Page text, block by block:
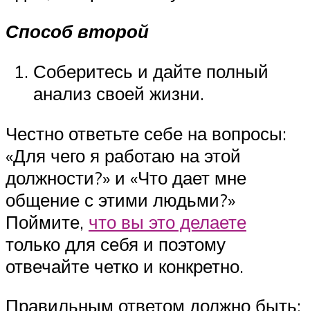
Способ второй
Соберитесь и дайте полный
анализ своей жизни.
Честно ответьте себе на вопросы:
«Для чего я работаю на этой
должности?» и «Что дает мне
общение с этими людьми?»
Поймите, что вы это делаете
только для себя и поэтому
отвечайте четко и конкретно.
Правильным ответом должно быть: